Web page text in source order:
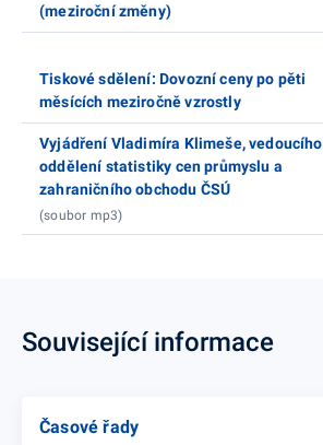
(meziroční změny)
Tiskové sdělení: Dovozní ceny po pěti
měsících meziročně vzrostly
Vyjádření Vladimíra Klimeše, vedoucího
oddělení statistiky cen průmyslu a
zahraničního obchodu ČSÚ
(soubor mp3)
Související informace
Časové řady